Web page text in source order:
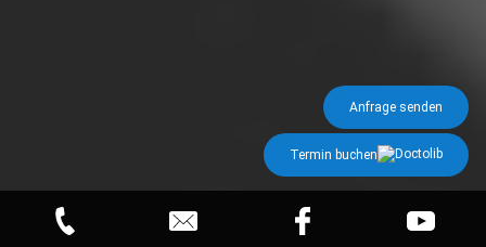
Anfrage senden
Termin buchen